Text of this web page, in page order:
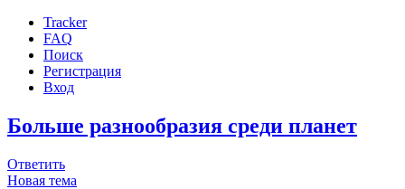
Tracker
FAQ
Поиск
Регистрация
Вход
Больше разнообразия среди планет
Ответить
Новая тема